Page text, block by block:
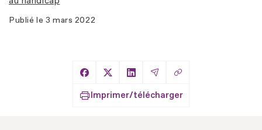
Publié le 3 mars 2022
Partager sur Facebook
Partager sur X
Partager sur LinkedIn
Partager par Email
Copier le lien
Imprimer/télécharger